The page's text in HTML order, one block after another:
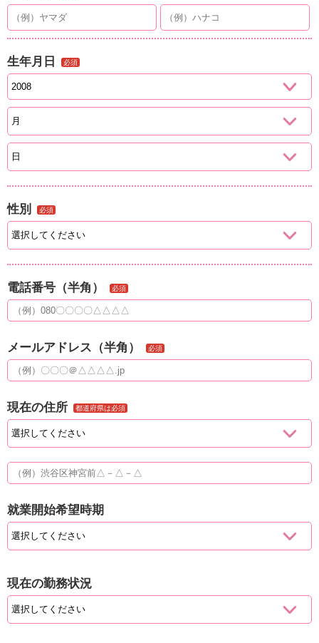
生年月日 必須
性別 必須
電話番号（半角） 必須
メールアドレス（半角） 必須
現在の住所 都道府県は必須
就業開始希望時期
現在の勤務状況